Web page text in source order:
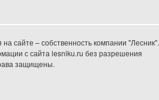
сайте – собственность компании "Лесник".
с сайта lesniku.ru без разрешения
защищены.